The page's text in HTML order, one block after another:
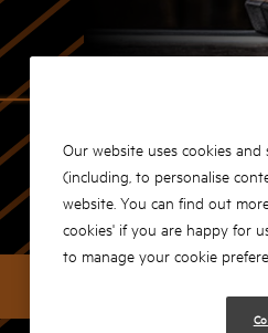
Our website uses cookies
(including, to personalise
website. You can find out
cookies' if you are happy for
to manage your cookie